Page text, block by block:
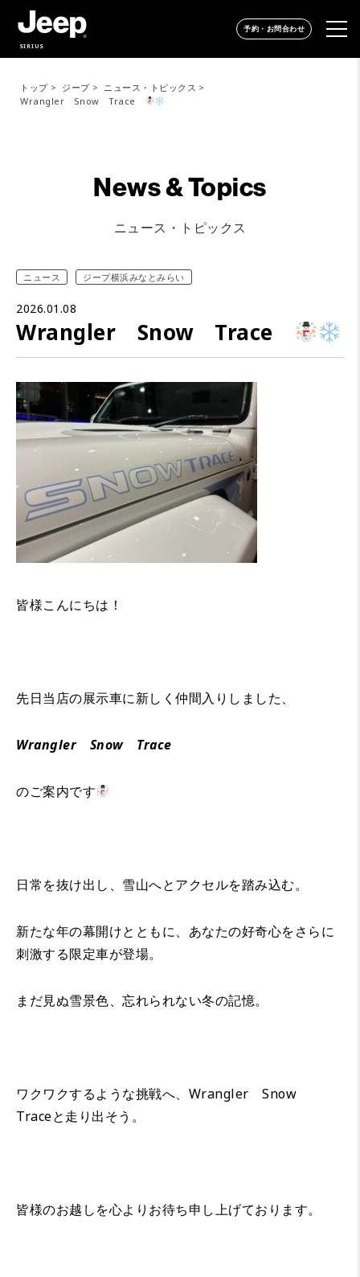
SIRIUS
予約・お問合わせ
トップ ジープ
ニュース・トピックス
Wrangler Snow Trace
News & Topics
ニュース・トピックス
ニュース ジープ横浜みなとみらい
2026.01.08
Wrangler Snow Trace
皆様こんにちは！
先日当店の展示車に新しく仲間入りしました、
Wrangler Snow Trace
のご案内です
日常を抜け出し、雪山へとアクセルを踏み込む。
新たな年の幕開けとともに、あなたの好奇心をさらに
刺激する限定車が登場。
まだ見ぬ雪景色、忘れられない冬の記憶。
ワクワクするような挑戦へ、Wrangler Snow
Traceと走り出そう。
皆様のお越しを心よりお待ち申し上げております。